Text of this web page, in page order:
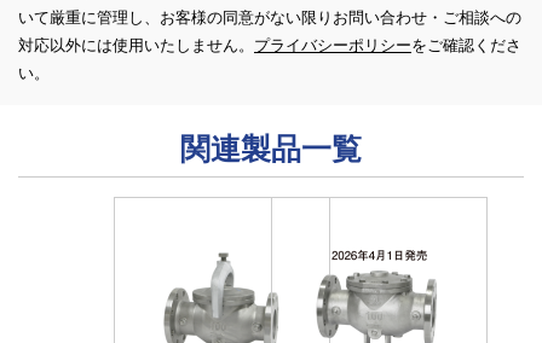
いて厳重に管理し、お客様の同意がない限り お問い合わせ・ご相談への
対応以外には使用いたしません。 プライバシーポリシーをご確認くださ
い。
関連製品一覧